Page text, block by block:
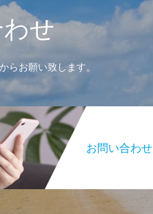
せ
らお願い致します。
お問い合わせ